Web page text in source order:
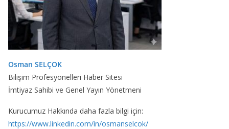
Osman SELÇOK
Bilişim Profesyonelleri Haber Sitesi
İmtiyaz Sahibi ve Genel Yayın Yönetmeni
Kurucumuz Hakkında daha fazla bilgi için:
https://www.linkedin.com/in/osmanselcok/